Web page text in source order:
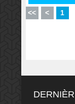
<< < 1